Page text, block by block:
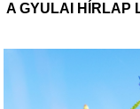
A GYULAI HÍRLAP